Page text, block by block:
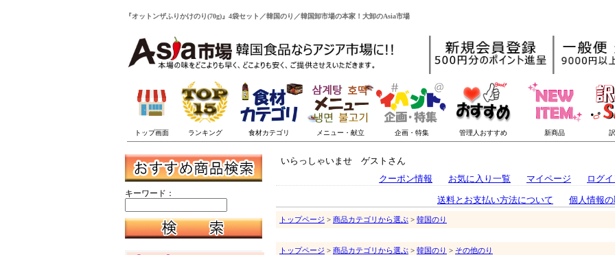
『オットンザふりかけのり(70g)』4袋セット／韓国のり／韓国卸市場の本家！大卸のAsia市場
キーワード：
いらっしゃいませ ゲストさん
クーポン情報
お気に入り一覧 マイページ ログ
送料とお支払い方法について 個人情報
トップページ > 商品カテゴリから選ぶ > 韓国のり
トップページ > 商品カテゴリから選ぶ > 韓国のり > その他のり